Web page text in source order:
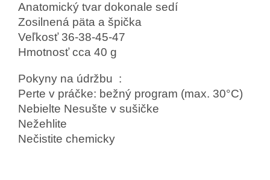
Anatomický tvar dokonale sedí
Zosilnená päta a špička
Veľkosť 36-38-45-47
Hmotnosť cca 40 g
Pokyny na údržbu :
Perte v práčke: bežný program (max. 30°C)
Nebielte Nesušte v sušičke
Nežehlite
Nečistite chemicky